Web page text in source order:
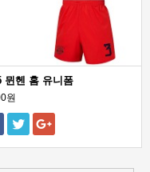
뮌헨 홈 유니폼
원